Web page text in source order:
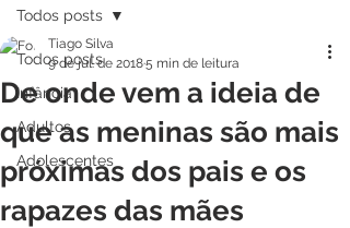
Todos posts
Infância
Adultos
Adolescentes
Todos posts
De onde vem a ideia de
que as meninas são mais
próximas dos pais e os
rapazes das mães
Tiago Silva
9 de jul. de 20185 min de leitura